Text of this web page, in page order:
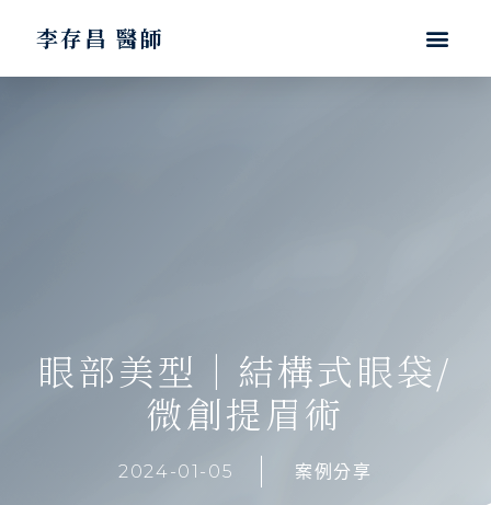
李存昌 醫師
眼部美型｜結構式眼袋/
微創提眉術
2024-01-05 案例分享